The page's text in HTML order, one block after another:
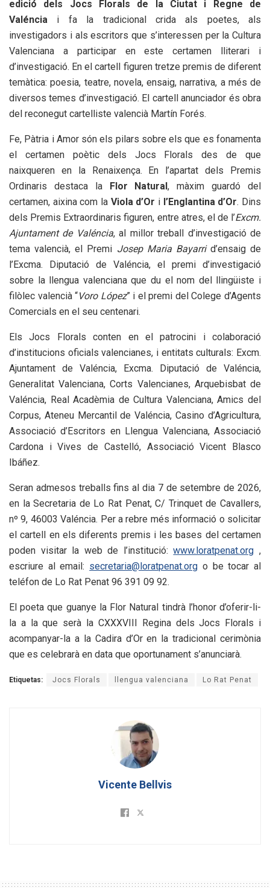
edició dels Jocs Florals de la Ciutat i Regne de
Valéncia i fa la tradicional crida als poetes, als
investigadors i als escritors que s’interessen per la Cultura
Valenciana a participar en este certamen lliterari i
d’investigació. En el cartell figuren tretze premis de diferent
temàtica: poesia, teatre, novela, ensaig, narrativa, a més de
diversos temes d’investigació. El cartell anunciador és obra
del reconegut cartelliste valencià Martín Forés.
Fe, Pàtria i Amor són els pilars sobre els que es fonamenta
el certamen poètic dels Jocs Florals des de que
naixqueren en la Renaixença. En l’apartat dels Premis
Ordinaris destaca la
Flor Natural, màxim guardó del
certamen, aixina com la Viola d’Or i l’Englantina d’Or. Dins
dels Premis Extraordinaris figuren, entre atres, el de l’Excm.
Ajuntament de Valéncia, al millor treball d’investigació de
tema valencià, el Premi Josep Maria Bayarrid’ensaig de
l’Excma. Diputació de Valéncia, el premi d’investigació
sobre la llengua valenciana que du el nom del llingüiste i
filòlec valencià “Voro López” i el premi del Colege d’Agents
Comercials en el seu centenari.
Els Jocs Florals conten en el patrocini i colaboració
d’institucions oficials valencianes, i entitats culturals: Excm.
Ajuntament de Valéncia, Excma. Diputació de Valéncia,
Generalitat Valenciana, Corts Valencianes, Arquebisbat de
Valéncia, Real Acadèmia de Cultura Valenciana, Amics del
Corpus, Ateneu Mercantil de Valéncia, Casino d’Agricultura,
Associació d’Escritors en Llengua Valenciana, Associació
Cardona i Vives de Castelló, Associació Vicent Blasco
Ibáñez.
Seran admesos treballs fins al dia 7 de setembre de 2026,
en la Secretaria de Lo Rat Penat, C/ Trinquet de Cavallers,
nº 9, 46003 Valéncia. Per a rebre més informació o solicitar
el cartell en els diferents premis i les bases del certamen
poden visitar la web de l’institució:www.loratpenat.org ,
escriure al email: secretaria@loratpenat.org o be tocar al
teléfon de Lo Rat Penat 96 391 09 92.
El poeta que guanye la Flor Natural tindrà l’honor d’oferir-li-
la a la que serà la CXXXVIII Regina dels Jocs Florals i
acompanyar-la a la Cadira d’Or en la tradicional cerimònia
que es celebrarà en data que oportunament s’anunciarà.
Etiquetas: Jocs Florals llengua valenciana Lo Rat Penat
Vicente Bellvis